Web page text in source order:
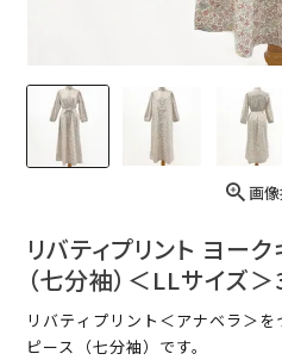
画
リバティプリント ヨー
（七分袖）＜LLサイズ
リバティプリント＜アナベラ＞
ピース（七分袖）です。